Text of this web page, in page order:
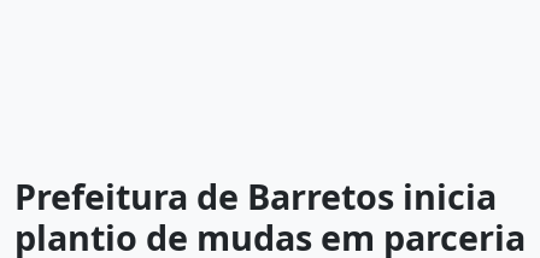
Prefeitura de Barretos inicia
plantio de mudas em parceria